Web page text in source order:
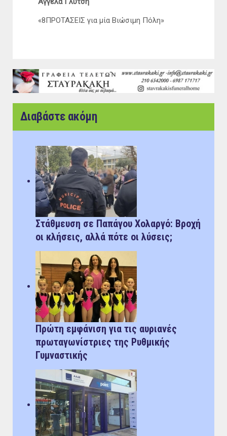
«8ΠΡΟΤΑΣΕΙΣ για μία Βιώσιμη Πόλη»
Διαβάστε ακόμη
Στάθμευση σε Παπάγου Χολαργό: Bροχή
οι κλήσεις, αλλά πότε οι λύσεις;
Πρώτη εμφάνιση για τις αυριανές
πρωταγωνίστριες της Ρυθμικής
Γυμναστικής